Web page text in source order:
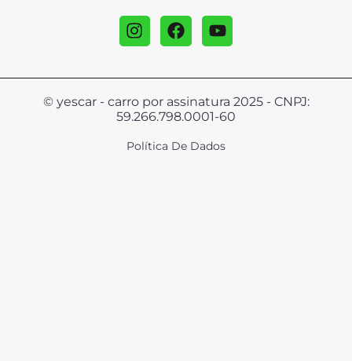
© yescar - carro por assinatura 2025 - CNPJ:
59.266.798.0001-60
Política De Dados